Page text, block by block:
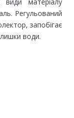
матеріалу
Регульований
запобігає
води.